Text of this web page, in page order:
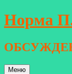
Перейти
к
Норма
Меню